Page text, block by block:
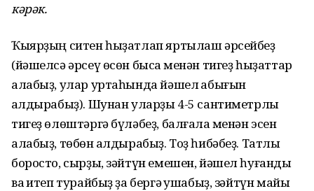
кәрәк.
Ҡыярҙың ситен һыҙатлап яртылаш әрсейбеҙ
(йәшелсә әрсеү өсөн бысаҡ менән тигеҙ һыҙаттар
алабыҙ, улар уртаһында йәшел ҡабығын
ҡалдырабыҙ). Шунан уларҙы 4-5 сантиметрлыҡ
тигеҙ өлөштәргә бүләбеҙ, балғалаҡ менән эсен
алабыҙ, төбөн ҡалдырабыҙ. Тоҙ һибәбеҙ. Татлы
боросто, сырҙы, зәйтүн емешен, йәшел һуғанды
ваҡ итеп турайбыҙ ҙа бергә ҡушабыҙ, зәйтүн майы